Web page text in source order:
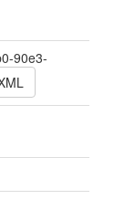
90e3-